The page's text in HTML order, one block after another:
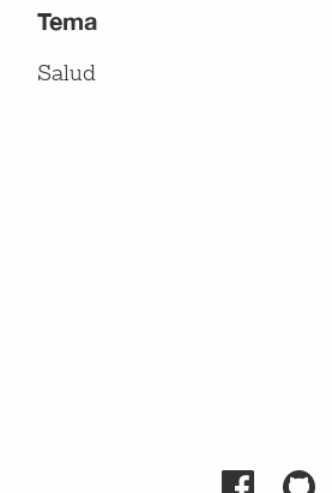
Tema
Salud